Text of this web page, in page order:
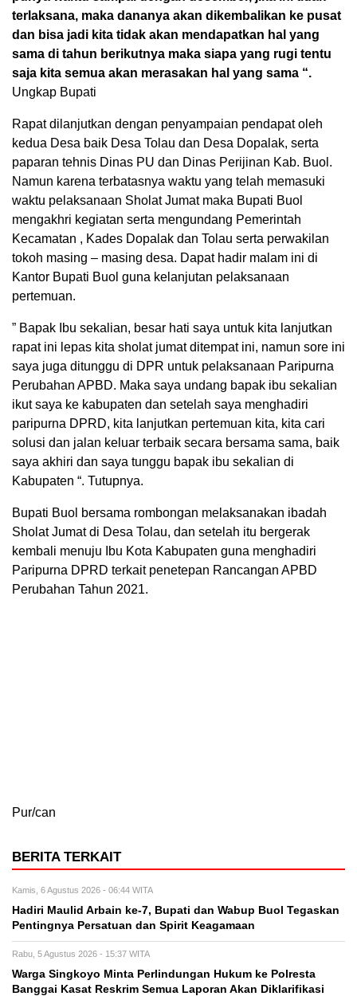
terlaksana, maka dananya akan dikembalikan ke pusat
dan bisa jadi kita tidak akan mendapatkan hal yang
sama di tahun berikutnya maka siapa yang rugi tentu
saja kita semua akan merasakan hal yang sama “.
Ungkap Bupati
Rapat dilanjutkan dengan penyampaian pendapat oleh
kedua Desa baik Desa Tolau dan Desa Dopalak, serta
paparan tehnis Dinas PU dan Dinas Perijinan Kab. Buol.
Namun karena terbatasnya waktu yang telah memasuki
waktu pelaksanaan Sholat Jumat maka Bupati Buol
mengakhri kegiatan serta mengundang Pemerintah
Kecamatan , Kades Dopalak dan Tolau serta perwakilan
tokoh masing – masing desa. Dapat hadir malam ini di
Kantor Bupati Buol guna kelanjutan pelaksanaan
pertemuan.
” Bapak Ibu sekalian, besar hati saya untuk kita lanjutkan
rapat ini lepas kita sholat jumat ditempat ini, namun sore ini
saya juga ditunggu di DPR untuk pelaksanaan Paripurna
Perubahan APBD. Maka saya undang bapak ibu sekalian
ikut saya ke kabupaten dan setelah saya menghadiri
paripurna DPRD, kita lanjutkan pertemuan kita, kita cari
solusi dan jalan keluar terbaik secara bersama sama, baik
saya akhiri dan saya tunggu bapak ibu sekalian di
Kabupaten “. Tutupnya.
Bupati Buol bersama rombongan melaksanakan ibadah
Sholat Jumat di Desa Tolau, dan setelah itu bergerak
kembali menuju Ibu Kota Kabupaten guna menghadiri
Paripurna DPRD terkait penetepan Rancangan APBD
Perubahan Tahun 2021.
Pur/can
BERITA TERKAIT
Kamis, 6 Agustus 2026 - 06:44 WITA
Hadiri Maulid Arbain ke-7, Bupati dan Wabup Buol Tegaskan
Pentingnya Persatuan dan Spirit Keagamaan
Rabu, 5 Agustus 2026 - 15:37 WITA
Warga Singkoyo Minta Perlindungan Hukum ke Polresta
Banggai Kasat Reskrim Semua Laporan Akan Diklarifikasi